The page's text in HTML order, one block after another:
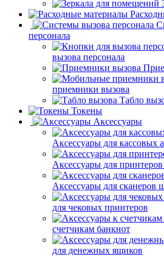
персонала
вызова персонала
приемники вызова
Табло
Токены
Аксессуары
Аксессуары для кассовых
Аксессуары для принтеров
Аксессуары для сканеров
для чековых принтеров
счетчикам банкнот
для денежных ящиков